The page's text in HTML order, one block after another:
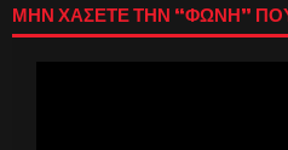
ΜΗΝ ΧΑΣΕΤΕ ΤΗΝ “ΦΩΝΗ”